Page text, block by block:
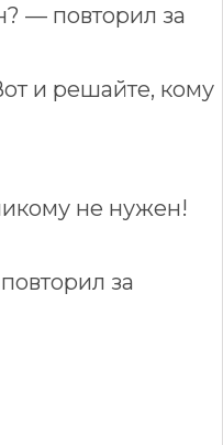
— повторил за
и решайте, кому
не нужен!
за